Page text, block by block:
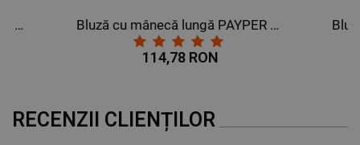
Bluză cu mânecă lungă PAYPER DOLOMITI+ GRI INCHIS Bluză cu mânecă lungă PAYPER DOLOMITI+ NEGRU
114,78 RON
RECENZII CLIENȚILOR
DE TARGETARE
DE FUNCŢIONALITATE